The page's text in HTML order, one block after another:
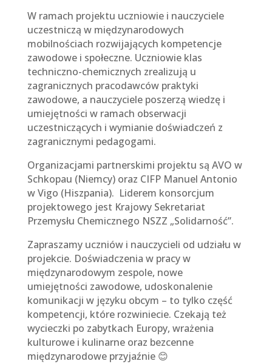
W ramach projektu uczniowie i nauczyciele
uczestniczą w międzynarodowych
mobilnościach rozwijających kompetencje
zawodowe i społeczne. Uczniowie klas
techniczno-chemicznych zrealizują u
zagranicznych pracodawców praktyki
zawodowe, a nauczyciele poszerzą wiedzę i
umiejętności w ramach obserwacji
uczestniczących i wymianie doświadczeń z
zagranicznymi pedagogami.
Organizacjami partnerskimi projektu są AVO w
Schkopau (Niemcy) oraz CIFP Manuel Antonio
w Vigo (Hiszpania). Liderem konsorcjum
projektowego jest Krajowy Sekretariat
Przemysłu Chemicznego NSZZ „Solidarność”.
Zapraszamy uczniów i nauczycieli od udziału w
projekcie. Doświadczenia w pracy w
międzynarodowym zespole, nowe
umiejętności zawodowe, udoskonalenie
komunikacji w języku obcym – to tylko część
kompetencji, które rozwiniecie. Czekają też
wycieczki po zabytkach Europy, wrażenia
kulturowe i kulinarne oraz bezcenne
międzynarodowe przyjaźnie 😊